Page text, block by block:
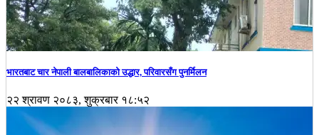
भारतबाट चार नेपाली बालबालिकाको उद्धार, परिवारसँग पुनर्मिलन
२२ श्रावण २०८३, शुक्रबार १८:५२